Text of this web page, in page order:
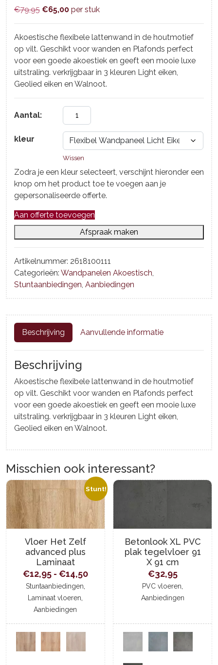
€79,95 Oorspronkelijke
was:
€79,95.
€65,00Huidige
is:
€65,00.
per stuk
Akoestische flexibele lattenwand in de houtmotief
op vilt. Geschikt voor wanden en Plafonds perfect
voor een goede akoestiek en geeft een mooie luxe
uitstraling. verkrijgbaar in 3 kleuren Light eiken,
Geolied eiken en Walnoot.
Aantal:
kleur
Wissen
Zodra je een kleur selecteert, verschijnt hieronder een
knop om het product toe te voegen aan je
gepersonaliseerde offerte.
Aan offerte toevoegen
Afspraak maken
Artikelnummer: 2618100111
Categorieën: Wandpanelen Akoestisch,
Stuntaanbiedingen, Aanbiedingen
Beschrijving Aanvullende informatie
Beschrijving
Akoestische flexibele lattenwand in de houtmotief
op vilt. Geschikt voor wanden en Plafonds perfect
voor een goede akoestiek en geeft een mooie luxe
uitstraling. verkrijgbaar in 3 kleuren Light eiken,
Geolied eiken en Walnoot.
Misschien ook interessant?
Stunt!
Vloer Het Zelf
advanced plus
Laminaat
€12,95 - €14,50Prijsklasse:
€12,95
€14,50
Stuntaanbiedingen,
Laminaat vloeren,
Aanbiedingen
Betonlook XL PVC
plak tegelvloer 91
X 91 cm
€32,95
PVC vloeren,
Aanbiedingen